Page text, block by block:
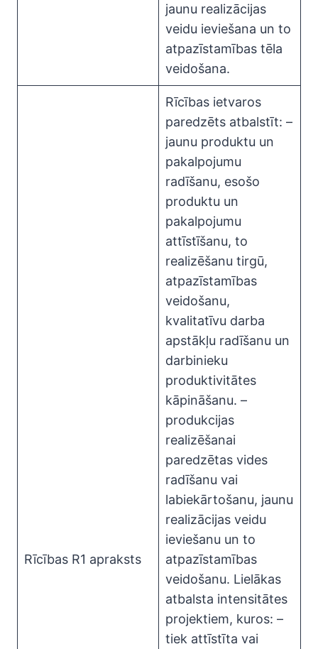
jaunu realizācijas
veidu ieviešana un to
atpazīstamības tēla
veidošana.
Rīcības R1 apraksts
Rīcības ietvaros
paredzēts atbalstīt: –
jaunu produktu un
pakalpojumu
radīšanu, esošo
produktu un
pakalpojumu
attīstīšanu, to
realizēšanu tirgū,
atpazīstamības
veidošanu,
kvalitatīvu darba
apstākļu radīšanu un
darbinieku
produktivitātes
kāpināšanu. –
produkcijas
realizēšanai
paredzētas vides
radīšanu vai
labiekārtošanu, jaunu
realizācijas veidu
ieviešanu un to
atpazīstamības
veidošanu. Lielākas
atbalsta intensitātes
projektiem, kuros: –
tiek attīstīta vai